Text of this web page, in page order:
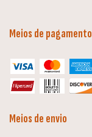
Meios de pagamento
Meios de envio